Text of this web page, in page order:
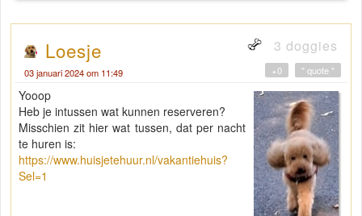
Loesje 3 doggies
03 januari 2024 om 11:49 " quote "
+0
Yooop
Heb je intussen wat kunnen reserveren?
Misschien zit hier wat tussen, dat per nacht
te huren is:
https://www.huisjetehuur.nl/vakantiehuis?
Sel=1